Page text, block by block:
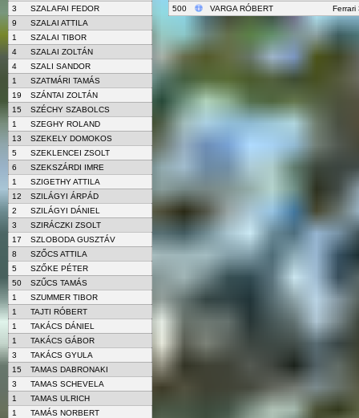
3
SZALAFAI FEDOR
9
SZALAI ATTILA
1
SZALAI TIBOR
4
SZALAI ZOLTÁN
4
SZALI SANDOR
1
SZATMÁRI TAMÁS
19
SZÁNTAI ZOLTÁN
15
SZÉCHY SZABOLCS
1
SZEGHY ROLAND
13
SZEKELY DOMOKOS
5
SZEKLENCEI ZSOLT
6
SZEKSZÁRDI IMRE
1
SZIGETHY ATTILA
12
SZILÁGYI ÁRPÁD
2
SZILÁGYI DÁNIEL
3
SZIRÁCZKI ZSOLT
17
SZLOBODA GUSZTÁV
8
SZŐCS ATTILA
5
SZŐKE PÉTER
50
SZŰCS TAMÁS
1
SZUMMER TIBOR
1
TAJTI RÓBERT
1
TAKÁCS DÁNIEL
1
TAKÁCS GÁBOR
3
TAKÁCS GYULA
15
TAMAS DABRONAKI
3
TAMAS SCHEVELA
1
TAMAS ULRICH
1
TAMÁS NORBERT
500
VARGA RÓBERT Ferrari